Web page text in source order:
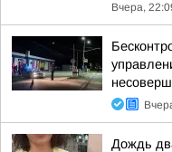
Вчера,
Дождь